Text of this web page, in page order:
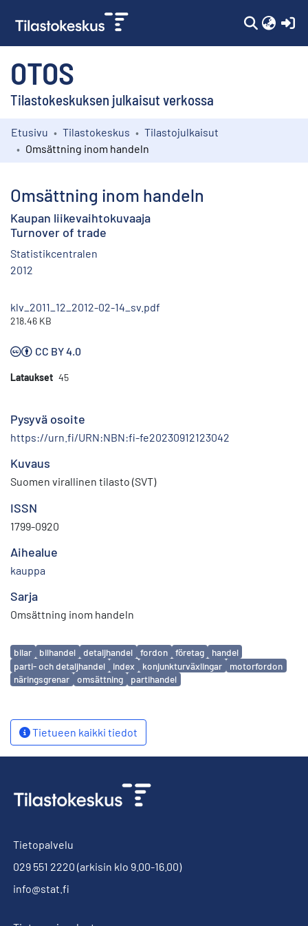
OTOS
Tilastokeskuksen julkaisut verkossa
Kokoelmat
Etusivu Tilastokeskus
Tilastojulkaisut
Omsättning inom handeln
Omsättning inom handeln
Kaupan liikevaihtokuvaaja
Turnover of trade
Statistikcentralen
2012
klv_2011_12_2012-02-14_sv.pdf
218.46 KB
CC BY 4.0
Lataukset 45
Pysyvä osoite
https://urn.fi/URN:NBN:fi-fe20230912123042
Kuvaus
Suomen virallinen tilasto (SVT)
ISSN
1799-0920
Aihealue
kauppa
Sarja
Omsättning inom handeln
Avainsanat
bilar bilhandel detaljhandel fordon företag
handel
parti- och detaljhandel
index konjunkturväxlingar
motorfordon
näringsgrenar
omsättning partihandel
Tietueen kaikki tiedot
Tietopalvelu
029 551 2220 (arkisin klo 9.00-16.00)
info@stat.fi